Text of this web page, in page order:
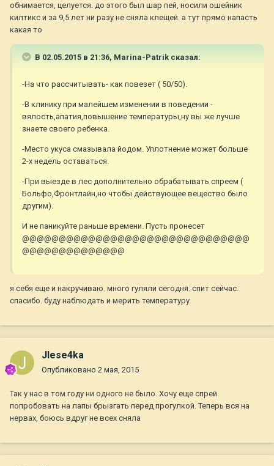
обнимается, целуется. до этого был шар пей, носили ошейник
килтикс и за 9,5 лет ни разу не сняла клещей. а тут прямо напасть
какая то
В 02.05.2015 в 21:36, Marina-Patrik сказал:
-На что рассчитывать- как повезет ( 50/50).
-В клинику при малейшем изменении в поведении -
вялость,апатия,повышение температуры,ну вы же лучше
знаете своего ребенка.
-Место укуса смазывала йодом. Уплотнение может больше
2-х недель оставаться.
-При выезде в лес дополнительно обрабатывать спреем (
Больфо,Фронтлайн,но чтобы действующее вещество было
другим).
И не паникуйте раньше времени. Пусть пронесет
@@@@@@@@@@@@@@@@@@@@@@@@@@@@@@@
@@@@@@@@@@@@@@
я себя еще и накручиваю. много гуляли сегодня. спит сейчас.
спасибо. буду наблюдать и мерить температуру
JIese4ka
Опубликовано 2 мая, 2015
Так у нас в том году ни одного не было. Хочу еще спрей
попробовать на лапы брызгать перед прогулкой. Теперь вся на
нервах, боюсь вдруг не всех сняла